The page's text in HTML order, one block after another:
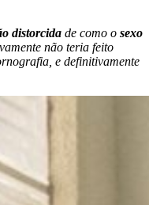
distorcida de como o sexo
não teria feito
e definitivamente